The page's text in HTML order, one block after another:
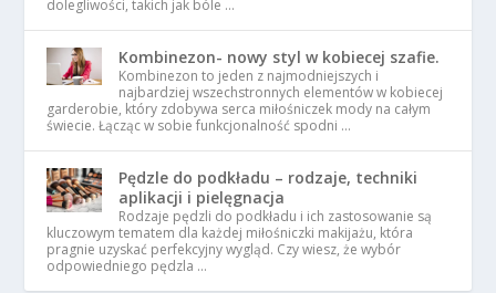
dolegliwości, takich jak bóle …
Kombinezon- nowy styl w kobiecej szafie.
Kombinezon to jeden z najmodniejszych i
najbardziej wszechstronnych elementów w kobiecej
garderobie, który zdobywa serca miłośniczek mody na całym
świecie. Łącząc w sobie funkcjonalność spodni …
Pędzle do podkładu – rodzaje, techniki
aplikacji i pielęgnacja
Rodzaje pędzli do podkładu i ich zastosowanie są
kluczowym tematem dla każdej miłośniczki makijażu, która
pragnie uzyskać perfekcyjny wygląd. Czy wiesz, że wybór
odpowiedniego pędzla …